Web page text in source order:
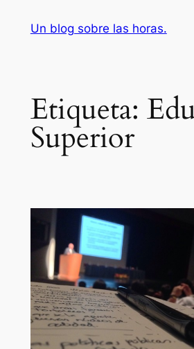
Un blog sobre las horas.
Etiqueta:
Superior